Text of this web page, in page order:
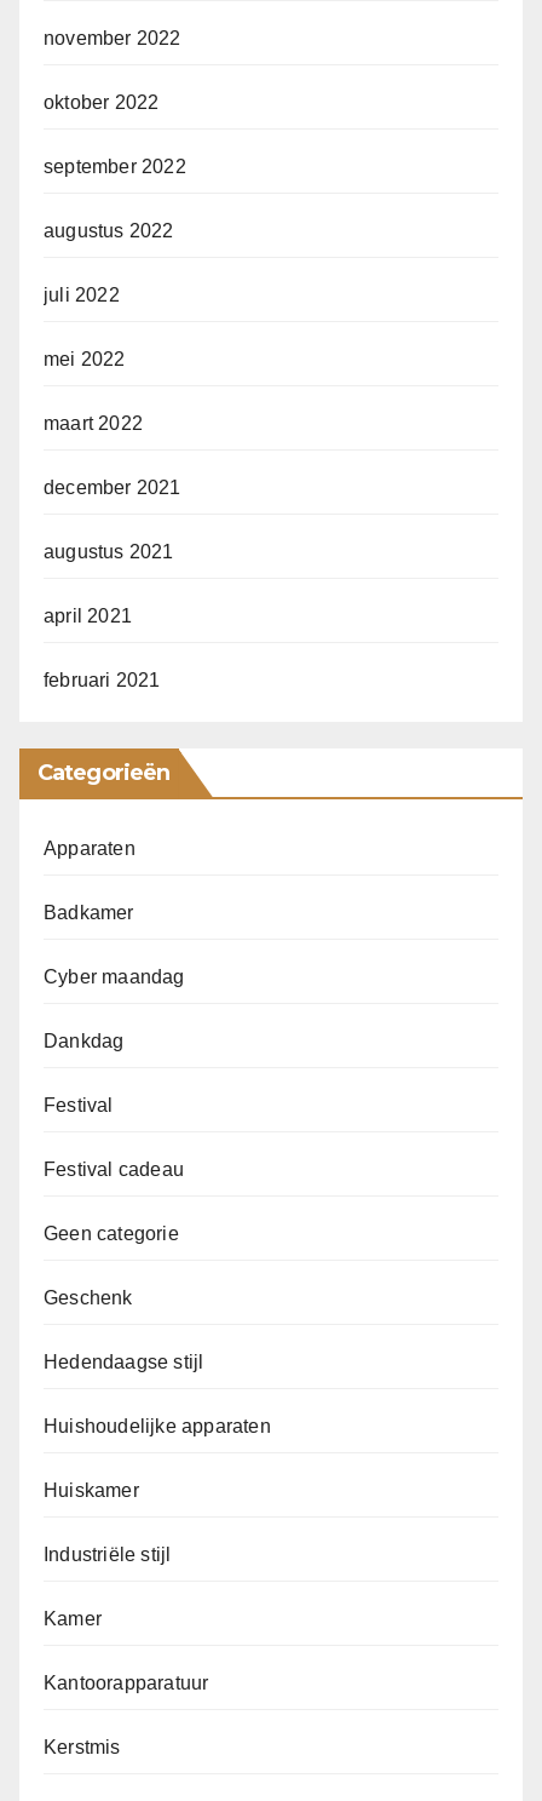
november 2022
oktober 2022
september 2022
augustus 2022
juli 2022
mei 2022
maart 2022
december 2021
augustus 2021
april 2021
februari 2021
Categorieën
Apparaten
Badkamer
Cyber maandag
Dankdag
Festival
Festival cadeau
Geen categorie
Geschenk
Hedendaagse stijl
Huishoudelijke apparaten
Huiskamer
Industriële stijl
Kamer
Kantoorapparatuur
Kerstmis